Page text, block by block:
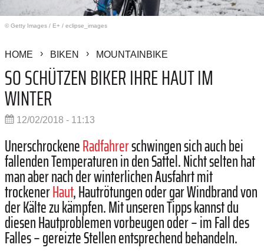
© Getty Images / E+ / eclipse_images
HOME BIKEN MOUNTAINBIKE
SO SCHÜTZEN BIKER IHRE HAUT IM
WINTER
12/02/2018 - 11:13
UnerschrockeneRadfahrerschwingen sich auch bei
fallenden Temperaturen in den Sattel. Nicht selten hat
man aber nach der winterlichen Ausfahrt mit
trockenerHaut, Hautrötungen oder gar Windbrand von
der Kälte zu kämpfen. Mit unseren Tipps kannst du
diesen Hautproblemen vorbeugen oder – im Fall des
Falles – gereizte Stellen entsprechend behandeln.